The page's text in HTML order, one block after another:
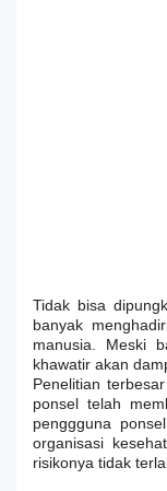
Tidak bisa
banyak
manusia. Meski
khawatir akan
Penelitian
ponsel telah
penggguna
organisasi
risikonya tidak